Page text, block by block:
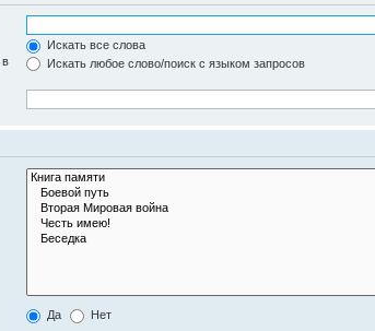
в
Искать все слова
Искать любое слово/поиск с языком запросов
Да Нет